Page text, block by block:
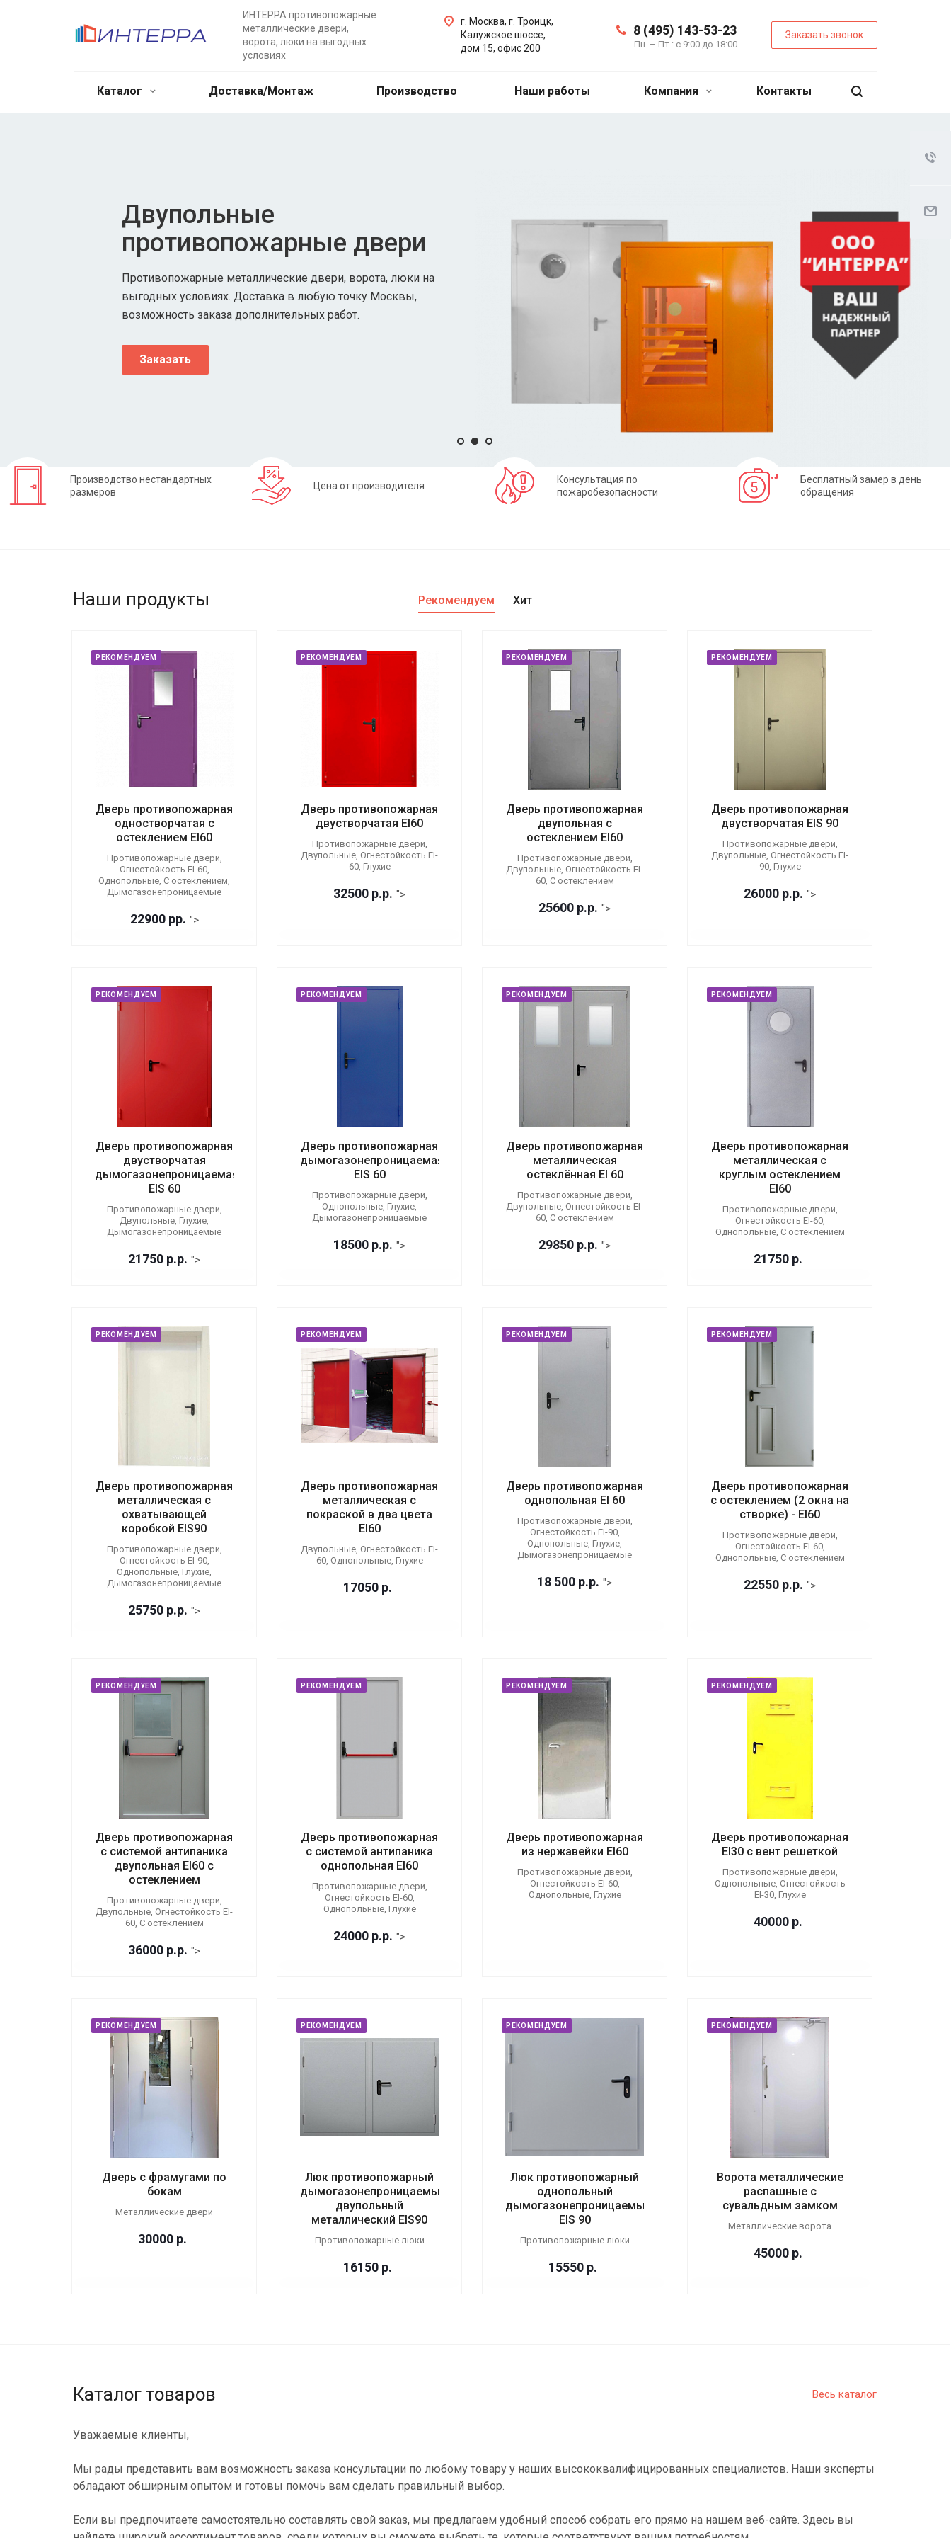
ИНТЕРРА противопожарные
металлические двери,
ворота, люки на выгодных
условиях
8 (495) 143-53-23
Пн. – Пт.: с 9:00 до 18:00
Заказать звонок
г. Москва, г. Троицк,
Калужское шоссе,
дом 15, офис 200
Каталог Доставка/Монтаж Производство Наши работы Компания Контакты
Двупольные
противопожарные двери
Противопожарные металлические двери, ворота, люки на
выгодных условиях. Доставка в любую точку Москвы,
возможность заказа дополнительных работ.
Заказать
Производство нестандартных
размеров
Цена от производителя
Консультация по
пожаробезопасности
Бесплатный замер в день
обращения
Наши продукты Рекомендуем Хит
РЕКОМЕНДУЕМ
Дверь противопожарная
одностворчатая с
остеклением EI60
Противопожарные двери,
Огнестойкость EI-60,
Однопольные, С остеклением,
Дымогазонепроницаемые
22900 рр. ">
РЕКОМЕНДУЕМ
Дверь противопожарная
двустворчатая EI60
Противопожарные двери,
Двупольные, Огнестойкость EI-
60, Глухие
32500 р.р. ">
РЕКОМЕНДУЕМ
Дверь противопожарная
двупольная с
остеклением EI60
Противопожарные двери,
Двупольные, Огнестойкость EI-
60, С остеклением
25600 р.р. ">
РЕКОМЕНДУЕМ
Дверь противопожарная
двустворчатая EIS 90
Противопожарные двери,
Двупольные, Огнестойкость EI-
90, Глухие
26000 р.р. ">
РЕКОМЕНДУЕМ
Дверь противопожарная
двустворчатая
дымогазонепроницаемая
EIS 60
Противопожарные двери,
Двупольные, Глухие,
Дымогазонепроницаемые
21750 р.р. ">
РЕКОМЕНДУЕМ
Дверь противопожарная
дымогазонепроницаемая
EIS 60
Противопожарные двери,
Однопольные, Глухие,
Дымогазонепроницаемые
18500 р.р. ">
РЕКОМЕНДУЕМ
Дверь противопожарная
металлическая
остеклённая EI 60
Противопожарные двери,
Двупольные, Огнестойкость EI-
60, С остеклением
29850 р.р. ">
РЕКОМЕНДУЕМ
Дверь противопожарная
металлическая с
круглым остеклением
EI60
Противопожарные двери,
Огнестойкость EI-60,
Однопольные, С остеклением
21750 р.
РЕКОМЕНДУЕМ
Дверь противопожарная
металлическая с
охватывающей
коробкой EIS90
Противопожарные двери,
Огнестойкость EI-90,
Однопольные, Глухие,
Дымогазонепроницаемые
25750 р.р. ">
РЕКОМЕНДУЕМ
Дверь противопожарная
металлическая с
покраской в два цвета
EI60
Двупольные, Огнестойкость EI-
60, Однопольные, Глухие
17050 р.
РЕКОМЕНДУЕМ
Дверь противопожарная
однопольная EI 60
Противопожарные двери,
Огнестойкость EI-90,
Однопольные, Глухие,
Дымогазонепроницаемые
18 500 р.р. ">
РЕКОМЕНДУЕМ
Дверь противопожарная
с остеклением (2 окна на
створке) - EI60
Противопожарные двери,
Огнестойкость EI-60,
Однопольные, С остеклением
22550 р.р. ">
РЕКОМЕНДУЕМ
Дверь противопожарная
с системой антипаника
двупольная EI60 с
остеклением
Противопожарные двери,
Двупольные, Огнестойкость EI-
60, С остеклением
36000 р.р. ">
РЕКОМЕНДУЕМ
Дверь противопожарная
с системой антипаника
однопольная EI60
Противопожарные двери,
Огнестойкость EI-60,
Однопольные, Глухие
24000 р.р. ">
РЕКОМЕНДУЕМ
Дверь противопожарная
из нержавейки EI60
Противопожарные двери,
Огнестойкость EI-60,
Однопольные, Глухие
РЕКОМЕНДУЕМ
Дверь противопожарная
EI30 с вент решеткой
Противопожарные двери,
Однопольные, Огнестойкость
EI-30, Глухие
40000 р.
РЕКОМЕНДУЕМ
Дверь с фрамугами по
бокам
Металлические двери
30000 р.
РЕКОМЕНДУЕМ
Люк противопожарный
дымогазонепроницаемый
двупольный
металлический EIS90
Противопожарные люки
16150 р.
РЕКОМЕНДУЕМ
Люк противопожарный
однопольный
дымогазонепроницаемый
EIS 90
Противопожарные люки
15550 р.
РЕКОМЕНДУЕМ
Ворота металлические
распашные с
сувальдным замком
Металлические ворота
45000 р.
Весь каталог
Каталог товаров
Уважаемые клиенты,
Мы рады представить вам возможность заказа консультации по любому товару у наших высококвалифицированных специалистов. Наши эксперты
обладают обширным опытом и готовы помочь вам сделать правильный выбор.
Если вы предпочитаете самостоятельно составлять свой заказ, мы предлагаем удобный способ собрать его прямо на нашем веб-сайте. Здесь вы